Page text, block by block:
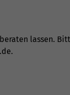
lassen.
.